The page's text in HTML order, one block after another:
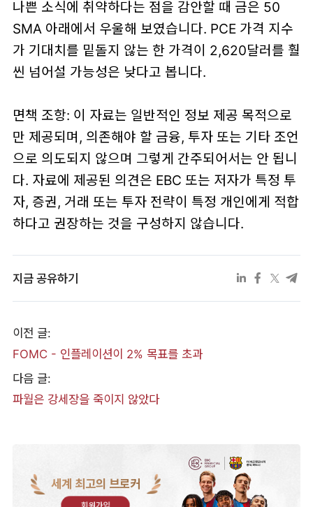
나쁜 소식에 취약하다는 점을 감안할 때 금은 50
SMA 아래에서 우울해 보였습니다. PCE 가격 지수
가 기대치를 밑돌지 않는 한 가격이 2,620달러를 훨
씬 넘어설 가능성은 낮다고 봅니다.
면책 조항: 이 자료는 일반적인 정보 제공 목적으로
만 제공되며, 의존해야 할 금융, 투자 또는 기타 조언
으로 의도되지 않으며 그렇게 간주되어서는 안 됩니
다. 자료에 제공된 의견은 EBC 또는 저자가 특정 투
자, 증권, 거래 또는 투자 전략이 특정 개인에게 적합
하다고 권장하는 것을 구성하지 않습니다.
지금 공유하기
이전 글:
FOMC - 인플레이션이 2% 목표를 초과
다음 글:
파월은 강세장을 죽이지 않았다
세계 최고의 브로커